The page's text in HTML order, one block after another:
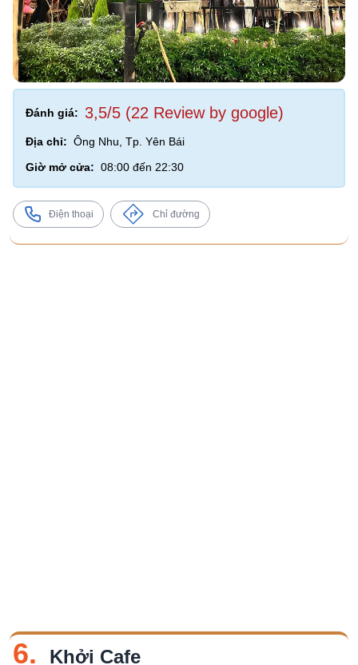
Đánh giá: 3,5/5 (22 Review by google)
Địa chỉ: Ông Nhu, Tp. Yên Bái
Giờ mở cửa: 08:00 đến 22:30
Điện thoại Chỉ đường
6. Khởi Cafe